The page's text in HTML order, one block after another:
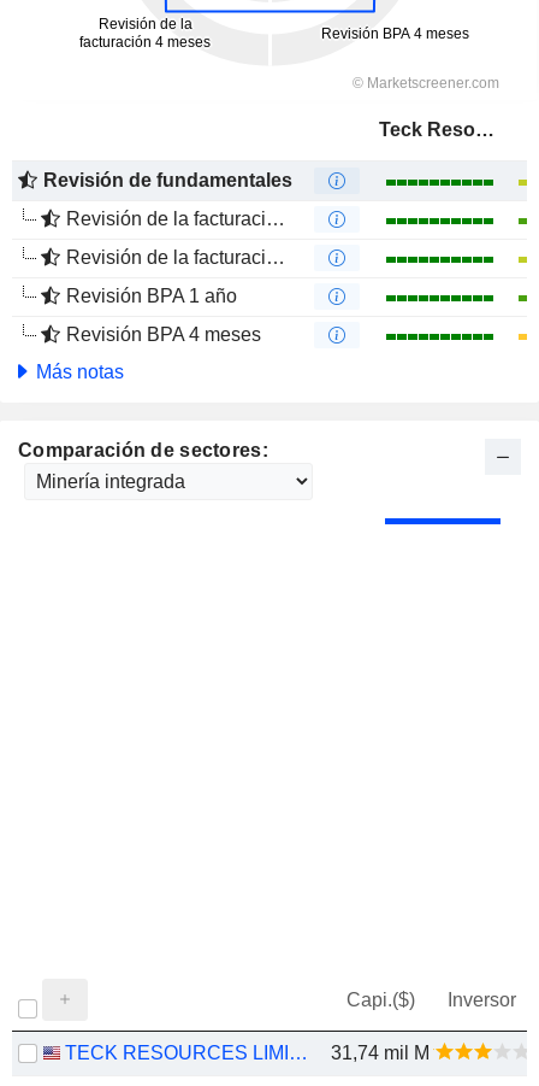
Teck Resources Limited
Revisión de fundamentales
Revisión de la facturación 1 año
Revisión de la facturación 4 meses
Revisión BPA 1 año
Revisión BPA 4 meses
Más notas
Comparación de sectores:
Capi.($) Inversor
TECK RESOURCES LIMITED 31,74 mil M